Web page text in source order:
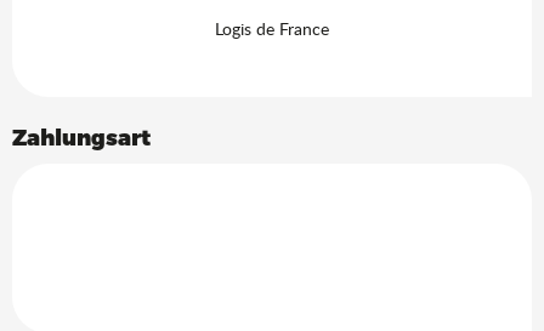
Logis de France
Zahlungsart